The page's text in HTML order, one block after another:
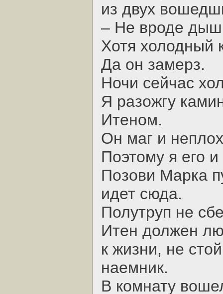
из двух
– Не вроде
Хотя холодный
Да он замерз.
Ночи сейчас
Я разожгу
Итеном.
Он маг и
Поэтому я его
Позови Марка
идет сюда.
Полутруп не
Итен должен
к жизни, не
наемник.
В комнату